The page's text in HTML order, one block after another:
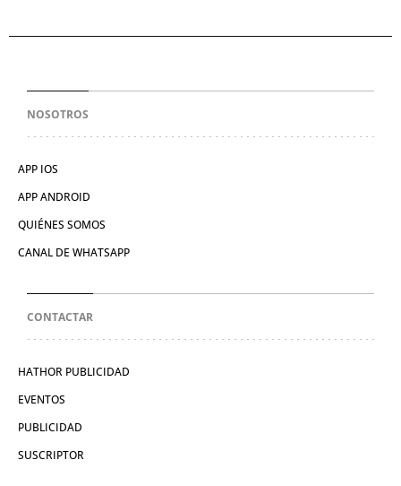
NOSOTROS
APP IOS
APP ANDROID
QUIÉNES SOMOS
CANAL DE WHATSAPP
CONTACTAR
HATHOR PUBLICIDAD
EVENTOS
PUBLICIDAD
SUSCRIPTOR